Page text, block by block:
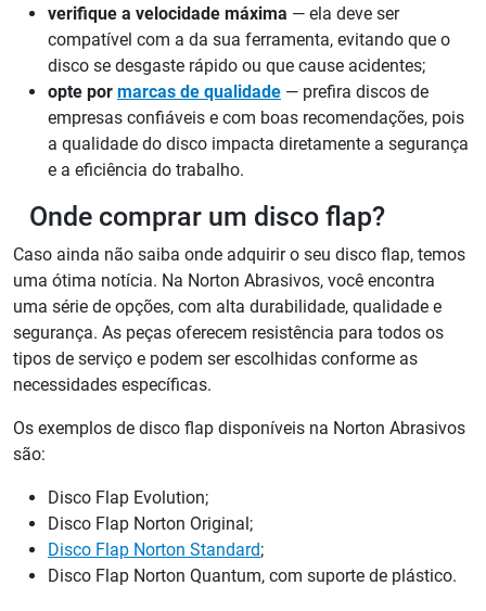
verifique a velocidade máxima — ela deve ser
compatível com a da sua ferramenta, evitando que o
disco se desgaste rápido ou que cause acidentes;
opte por marcas de qualidade — prefira discos de
empresas confiáveis e com boas recomendações, pois
a qualidade do disco impacta diretamente a segurança
e a eficiência do trabalho.
Onde comprar um disco flap?
Caso ainda não saiba onde adquirir o seu disco flap, temos
uma ótima notícia. Na Norton Abrasivos, você encontra
uma série de opções, com alta durabilidade, qualidade e
segurança. As peças oferecem resistência para todos os
tipos de serviço e podem ser escolhidas conforme as
necessidades específicas.
Os exemplos de disco flap disponíveis na Norton Abrasivos
são:
Disco Flap Evolution;
Disco Flap Norton Original;
Disco Flap Norton Standard;
Disco Flap Norton Quantum, com suporte de plástico.